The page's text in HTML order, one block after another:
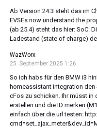
Ab Version 24.3 steht das im
EVSEs now understand the
(ab 25.4) steht das hier: SoC:
Ladestand (state of charge)
WazWorx
25. September 2025 1:26
So ich habs für den BMW i3
homeassistant integration den
cFos zu schicken. Ihr müsst in
erstellen und die ID merken
einfach über die url testen: